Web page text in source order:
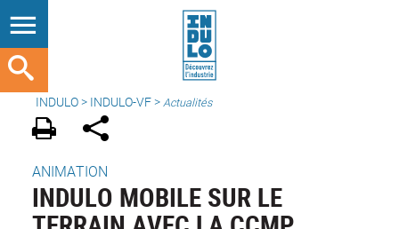
INDULO> INDULO-VF>Actualités
ANIMATION
INDULO MOBILE SUR LE